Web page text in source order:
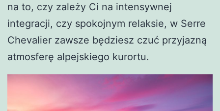
na to, czy zależy Ci na intensywnej
integracji, czy spokojnym relaksie, w Serre
Chevalier zawsze będziesz czuć przyjazną
atmosferę alpejskiego kurortu.